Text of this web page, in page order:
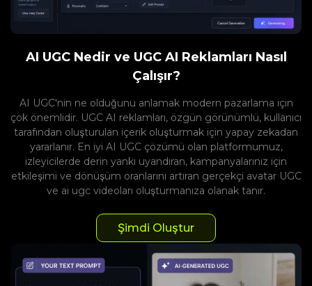
AI UGC Nedir ve UGC AI Reklamları Nasıl
Çalışır?
AI UGC'nin ne olduğunu anlamak modern pazarlama için
çok önemlidir. UGC AI reklamları, özgün görünümlü, kullanıcı
tarafından oluşturulan içerik oluşturmak için yapay zekadan
yararlanır. En iyi AI UGC çözümü olan platformumuz,
izleyicilerde derin yankı uyandıran, kampanyalarınız için
etkileşimi ve dönüşüm oranlarını artıran gerçekçi avatar UGC
ve ai ugc videoları oluşturmanıza olanak tanır.
Şimdi Oluştur